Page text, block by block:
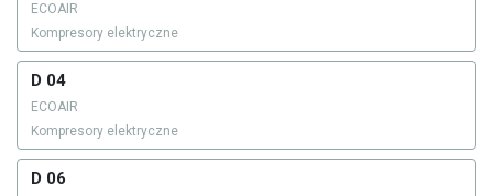
ECOAIR
Kompresory elektryczne
D 04
ECOAIR
Kompresory elektryczne
D 06